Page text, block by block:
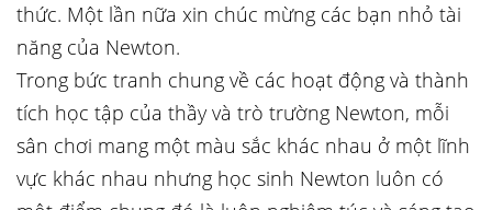
thức. Một lần nữa xin chúc mừng các bạn nhỏ tài
năng của Newton.
Trong bức tranh chung về các hoạt động và thành
tích học tập của thầy và trò trường Newton, mỗi
sân chơi mang một màu sắc khác nhau ở một lĩnh
vực khác nhau nhưng học sinh Newton luôn có